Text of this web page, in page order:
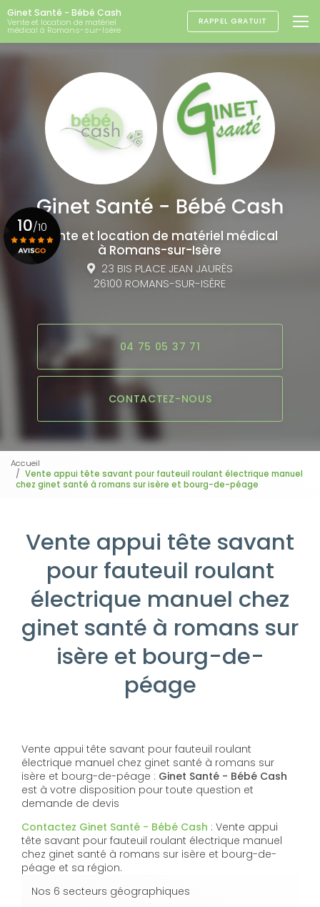
Aller
au
contenu
principal
Ginet Santé - Bébé Cash
Vente et location de matériel
médical à Romans-sur-Isère
RAPPEL GRATUIT
Vente et location de matériel médical
à Romans-sur-Isère
23 BIS PLACE JEAN JAURÈS
26100 ROMANS-SUR-ISÈRE
04 75 05 37 71
CONTACTEZ-NOUS
10/10
Accueil
Vente appui tête savant pour fauteuil roulant électrique manuel
chez ginet santé à romans sur isère et bourg-de-péage
Vente appui tête savant
pour fauteuil roulant
électrique manuel chez
ginet santé à romans sur
isère et bourg-de-
péage
Vente appui tête savant pour fauteuil roulant
électrique manuel chez ginet santé à romans sur
isère et bourg-de-péage : Ginet Santé - Bébé Cash
est à votre disposition pour toute question et
demande de devis
Contactez Ginet Santé - Bébé Cash : Vente appui
tête savant pour fauteuil roulant électrique manuel
chez ginet santé à romans sur isère et bourg-de-
péage et sa région.
Nos 6 secteurs géographiques